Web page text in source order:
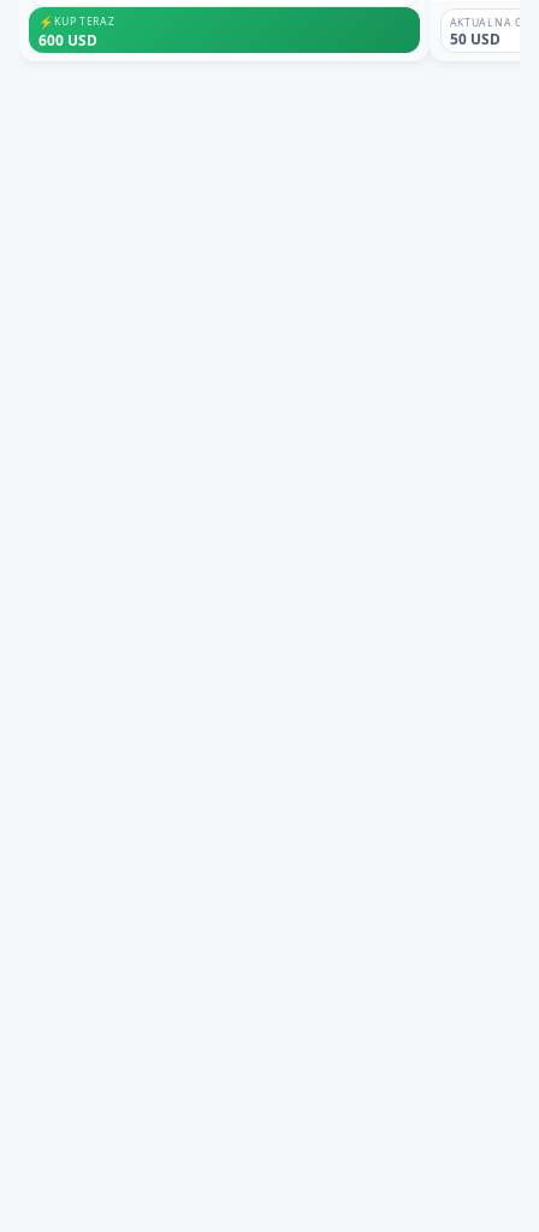
⚡KUP TERAZ
600 USD
AKTUALNA
50 USD